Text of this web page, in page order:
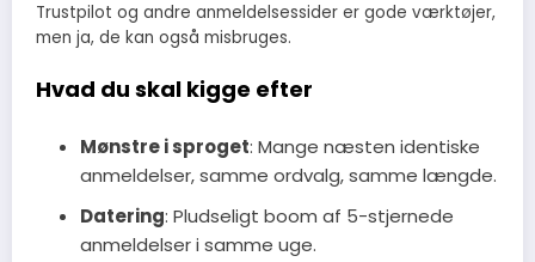
Trustpilot og andre anmeldelsessider er gode værktøjer,
men ja, de kan også misbruges.
Hvad du skal kigge efter
Mønstre i sproget: Mange næsten identiske
anmeldelser, samme ordvalg, samme længde.
Datering: Pludseligt boom af 5-stjernede
anmeldelser i samme uge.